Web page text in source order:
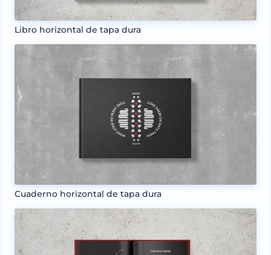
Libro horizontal de tapa dura
Cuaderno horizontal de tapa dura